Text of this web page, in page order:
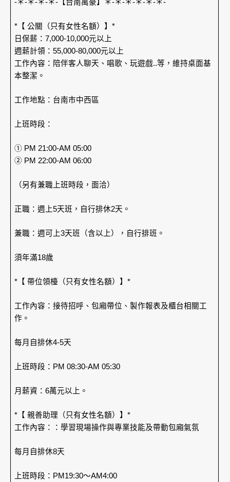
-＊-＊-＊-＊-【台南萬豪】＊-＊-＊-＊-＊-＊-
*【 公關（只有女性名額）】*
日保薪：7,000-10,000元以上
週薪計領：55,000-80,000元以上
工作內容：陪伴客人聊天、唱歌、玩遊戲..等，維持桌面基
本整潔。
工作地點：台南市中西區
上班時段：
① PM 21:00-AM 05:00
② PM 22:00-AM 06:00
（另有兼職上班時段，面洽）
正職：週上5天班，自行排休2天。
兼職：週可上3天班（含以上），自行排班。
須年滿18歲
*【 帶位領檯（只有女性名額）】*
工作內容：接待招呼、包廂帶位、製作報表及櫃台相關工
作。
每月自排休4-5天
上班時段：PM 08:30-AM 05:30
月薪資：6萬元以上。
*【 親善助理（只有女性名額）】*
工作內容：：學習現場操作與專業技能及帶動包廂氣氛
每月自排休8天
上班時段：PM19:30～AM4:00